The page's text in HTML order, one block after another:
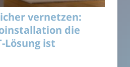
vernetzen:
die
Lösung ist